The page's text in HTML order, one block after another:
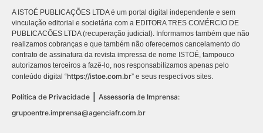
A ISTOÉ PUBLICAÇÕES LTDA é um portal digital independente e sem
vinculação editorial e societária com a EDITORA TRES COMÉRCIO DE
PUBLICACÕES LTDA (recuperação judicial). Informamos também que não
realizamos cobranças e que também não oferecemos cancelamento do
contrato de assinatura da revista impressa de nome ISTOÉ, tampouco
autorizamos terceiros a fazê-lo, nos responsabilizamos apenas pelo
conteúdo digital “https://istoe.com.br” e seus respectivos sites.
Política de Privacidade
Assessoria de Imprensa:
grupoentre.imprensa@agenciafr.com.br